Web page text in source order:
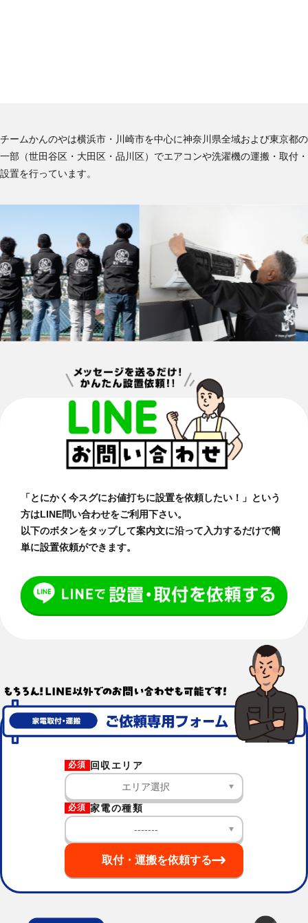
チームかんのやは横浜市・川崎市を中心に神奈川県全域および東京都の
一部（世田谷区・大田区・品川区）でエアコンや洗濯機の運搬・取付・
設置を行っています。
お問い合わせ・回収のご依頼
「とにかく今スグにお値打ちに設置を依頼したい！」という
方はLINE問い合わせをご利用下さい。
以下のボタンをタップして案内文に沿って入力するだけで簡
単に設置依頼ができます。
必須 回収エリア
必須 家電の種類
取付・運搬を依頼する